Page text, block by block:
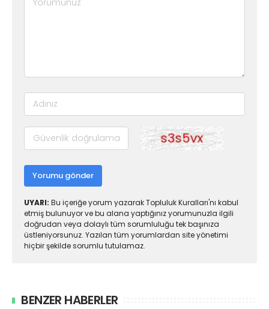
Yorumu gönder
UYARI: Bu içeriğe yorum yazarak Topluluk Kuralları'nı kabul
etmiş bulunuyor ve bu alana yaptığınız yorumunuzla ilgili
doğrudan veya dolaylı tüm sorumluluğu tek başınıza
üstleniyorsunuz. Yazılan tüm yorumlardan site yönetimi
hiçbir şekilde sorumlu tutulamaz.
BENZER HABERLER